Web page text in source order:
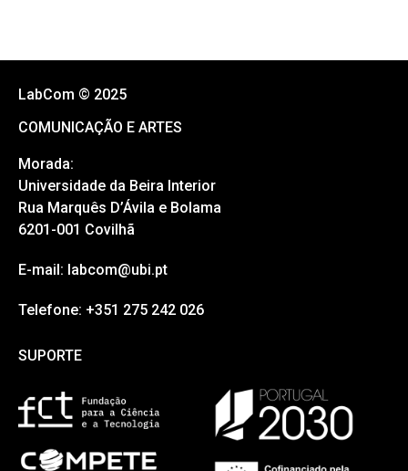
LabCom © 2025
COMUNICAÇÃO E ARTES
Morada:
Universidade da Beira Interior
Rua Marquês D’Ávila e Bolama
6201-001 Covilhã
E-mail: labcom@ubi.pt
Telefone: +351 275 242 026
SUPORTE